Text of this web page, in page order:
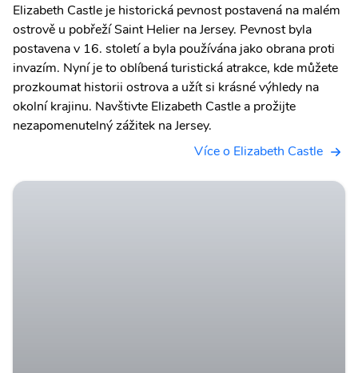
Elizabeth Castle je historická pevnost postavená na malém
ostrově u pobřeží Saint Helier na Jersey. Pevnost byla
postavena v 16. století a byla používána jako obrana proti
invazím. Nyní je to oblíbená turistická atrakce, kde můžete
prozkoumat historii ostrova a užít si krásné výhledy na
okolní krajinu. Navštivte Elizabeth Castle a prožijte
nezapomenutelný zážitek na Jersey.
Více o Elizabeth Castle